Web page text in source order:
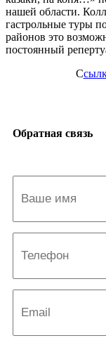
нашей области.
гастрольные туры
районов это
постоянный
С
Обратная связь